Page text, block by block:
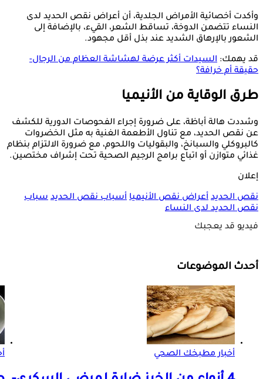
وأكدت أخصائية الأمراض الجلدية، أن أعراض نقص الحديد لدى
النساء تتضمن الدوخة، تساقط الشعر، القيء، بالإضافة إلى
الشعور بالإرهاق الشديد عند بذل أقل مجهود.
قد يهمك: السيدات أكثر عرضة لهشاشة العظام من الرجال-
حقيقة أم خرافة؟
طرق الوقاية من الأنيميا
وشددت هالة أباظة، على ضرورة إجراء الفحوصات الدورية للكشف
عن نقص الحديد، مع تناول الأطعمة الغنية به مثل الخضروات
كالبروكلي والسبانخ، والبقوليات واللحوم، مع ضرورة الالتزام بنظام
غذائي متوازن أو اتباع برامج الرجيم الصحية تحت إشراف مختصين.
إعلان
نقص الحديد أعراض نقص الأنيميا أسباب نقص الحديد سباب
نقص الحديد لدى النساء
فيديو قد يعجبك
أحدث الموضوعات
أخبار مطبخك الصحي